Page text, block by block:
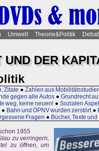
Umwelt Theorie&Politik
UND DER
Zitate ● Zahlen aus
gegen alle Autos ● Grundrecht
weg, keine neuen! ● Sozialen
● Bahn und ÖPNV wurden zerstört ●
Fragen ● Bücher, Texte
1955
zu verringern,
zu öffnen, um